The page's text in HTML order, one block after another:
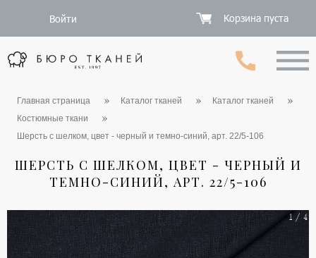
Войти Корзина пуста
Главная страница Каталог тканей
Каталог тканей
Костюмные ткани
Шерсть с шелком, цвет - черный и темно-синий, арт. 22/5-106
ШЕРСТЬ С ШЕЛКОМ, ЦВЕТ - ЧЕРНЫЙ И
ТЕМНО-СИНИЙ, АРТ. 22/5-106
1 / 4